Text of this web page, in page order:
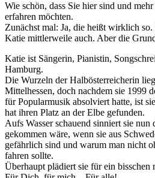
Wie schön, dass Sie hier sind und
erfahren möchten.
Zunächst mal: Ja, die heißt wirklich
Katie mittlerweile auch. Aber die
Katie ist Sängerin, Pianistin,
Hamburg.
Die Wurzeln der Halbösterreicherin
Mittelhessen, doch nachdem sie 1999
für Popularmusik absolviert hatte, ist
hat ihren Platz an der Elbe gefunden.
Aufs Wasser schauend sinniert sie nun
gekommen wäre, wenn sie aus
gefährlich sind und warum man nicht
fahren sollte.
Überhaupt plädiert sie für ein